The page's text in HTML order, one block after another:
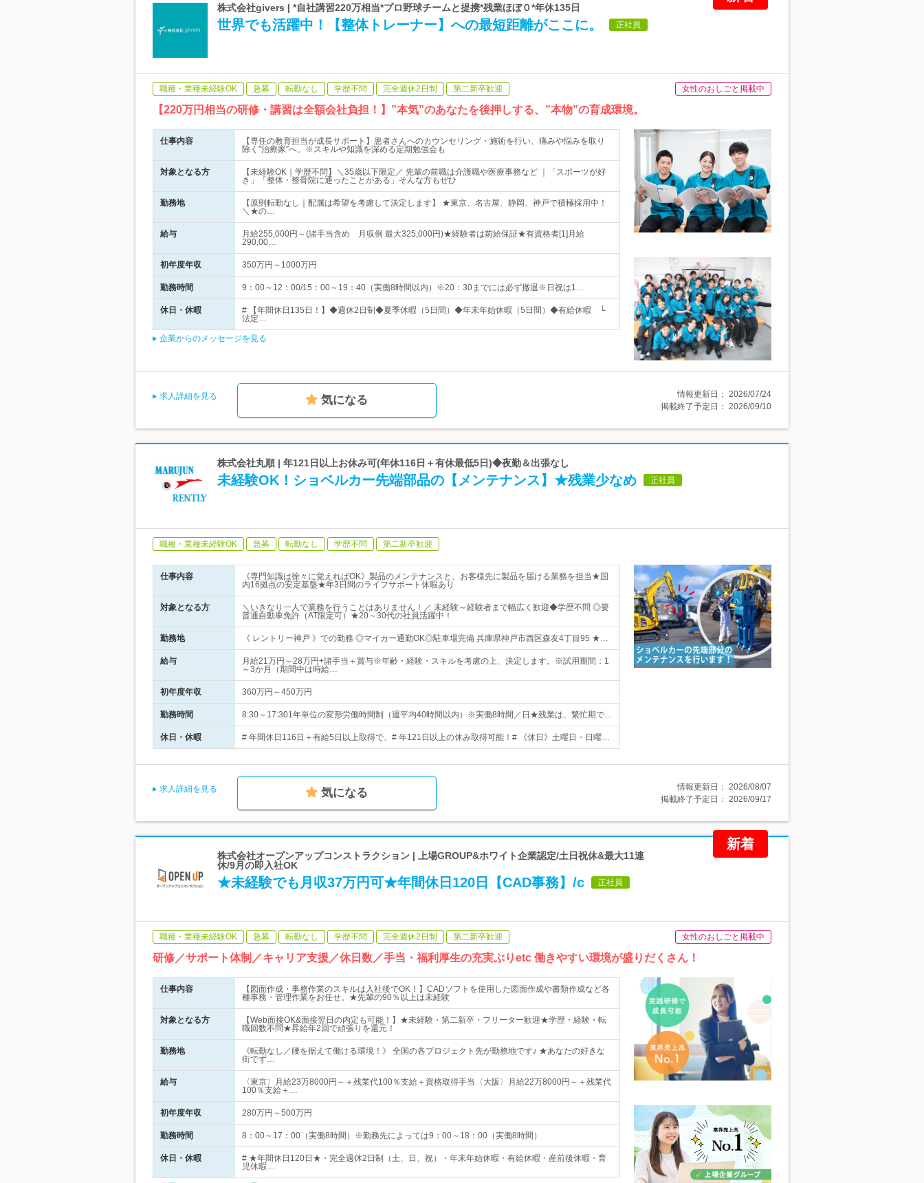
株式会社givers | *自社講習220万相当*プロ野球チームと提携*残業ほぼ０*年休135日
世界でも活躍中！【整体トレーナー】への最短距離がここに。 正社員
職種・業種未経験OK 急募 転勤なし 学歴不問 完全週休2日制 第二新卒歓迎 女性のおしごと掲載中
【220万円相当の研修・講習は全額会社負担！】”本気”のあなたを後押しする、”本物”の育成環境。
仕事内容
【専任の教育担当が成長サポート】患者さんへのカウンセリング・施術を行い、痛みや悩みを取り
除く”治療家”へ。※スキルや知識を深める定期勉強会も
対象となる方
【未経験OK｜学歴不問】＼35歳以下限定／ 先輩の前職は介護職や医療事務など ｜「スポーツが好
き」「整体・整骨院に通ったことがある」そんな方もぜひ
勤務地
【原則転勤なし｜配属は希望を考慮して決定します】 ★東京、名古屋、静岡、神戸で積極採用中！
＼★の…
給与
月給255,000円～(諸手当含め 月収例 最大325,000円)★経験者は前給保証★有資格者[1]月給
290,00…
初年度年収 350万円～1000万円
勤務時間 9：00～12：00/15：00～19：40（実働8時間以内）※20：30までには必ず撤退※日祝は1…
休日・休暇
# 【年間休日135日！】◆週休2日制◆夏季休暇（5日間）◆年末年始休暇（5日間）◆有給休暇 └
法定…
企業からのメッセージを見る
求人詳細を見る 気になる 情報更新日： 2026/07/24
掲載終了予定日： 2026/09/10
株式会社丸順 | 年121日以上お休み可(年休116日＋有休最低5日)◆夜勤＆出張なし
未経験OK！ショベルカー先端部品の【メンテナンス】★残業少なめ 正社員
職種・業種未経験OK 急募 転勤なし 学歴不問 第二新卒歓迎
仕事内容
《専門知識は徐々に覚えればOK》製品のメンテナンスと、お客様先に製品を届ける業務を担当★国
内16拠点の安定基盤★年3日間のライフサポート休暇あり
対象となる方
＼いきなり一人で業務を行うことはありません！／ 未経験～経験者まで幅広く歓迎◆学歴不問 ◎要
普通自動車免許（AT限定可）★20～30代の社員活躍中！
勤務地 《 レントリー神戸 》での勤務 ◎マイカー通勤OK◎駐車場完備 兵庫県神戸市西区森友4丁目95 ★…
給与
月給21万円～28万円+諸手当＋賞与※年齢・経験・スキルを考慮の上、決定します。※試用期間：1
～3か月（期間中は時給…
初年度年収 360万円～450万円
勤務時間 8:30～17:301年単位の変形労働時間制（週平均40時間以内）※実働8時間／日★残業は、繁忙期で…
休日・休暇 # 年間休日116日＋有給5日以上取得で、# 年121日以上の休み取得可能！# 《休日》土曜日・日曜…
求人詳細を見る 気になる 情報更新日： 2026/08/07
掲載終了予定日： 2026/09/17
新着
株式会社オープンアップコンストラクション | 上場GROUP&ホワイト企業認定/土日祝休&最大11連
休/9月の即入社OK
★未経験でも月収37万円可★年間休日120日【CAD事務】/c 正社員
職種・業種未経験OK 急募 転勤なし 学歴不問 完全週休2日制 第二新卒歓迎 女性のおしごと掲載中
研修／サポート体制／キャリア支援／休日数／手当・福利厚生の充実ぶりetc 働きやすい環境が盛りだくさん！
仕事内容
【図面作成・事務作業のスキルは入社後でOK！】CADソフトを使用した図面作成や書類作成など各
種事務・管理作業をお任せ。★先輩の90％以上は未経験
対象となる方
【Web面接OK&面接翌日の内定も可能！】★未経験・第二新卒・フリーター歓迎★学歴・経験・転
職回数不問★昇給年2回で頑張りを還元！
勤務地
《転勤なし／腰を据えて働ける環境！》 全国の各プロジェクト先が勤務地です♪ ★あなたの好きな
街でず…
給与
〈東京〉月給23万8000円～＋残業代100％支給＋資格取得手当〈大阪〉月給22万8000円～＋残業代
100％支給＋…
初年度年収 280万円～500万円
勤務時間 8：00～17：00（実働8時間）※勤務先によっては9：00～18：00（実働8時間）
休日・休暇
# ★年間休日120日★・完全週休2日制（土、日、祝）・年末年始休暇・有給休暇・産前後休暇・育
児休暇…